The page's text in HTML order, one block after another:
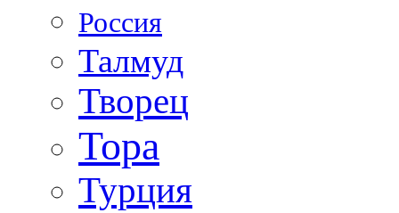
Россия
Талмуд
Творец
Тора
Турция